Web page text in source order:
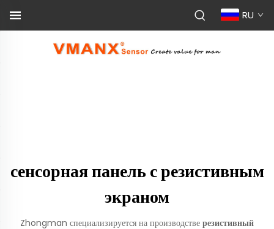
RU
сенсорная панель с резистивным
экраном
Zhongman специализируется на производстве резистивный